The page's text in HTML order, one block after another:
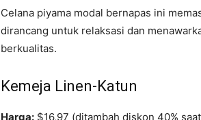
Celana piyama modal bernapas ini
dirancang untuk relaksasi dan
berkualitas.
Kemeja Linen-Katun
Harga: $16,97 (ditambah diskon 40%